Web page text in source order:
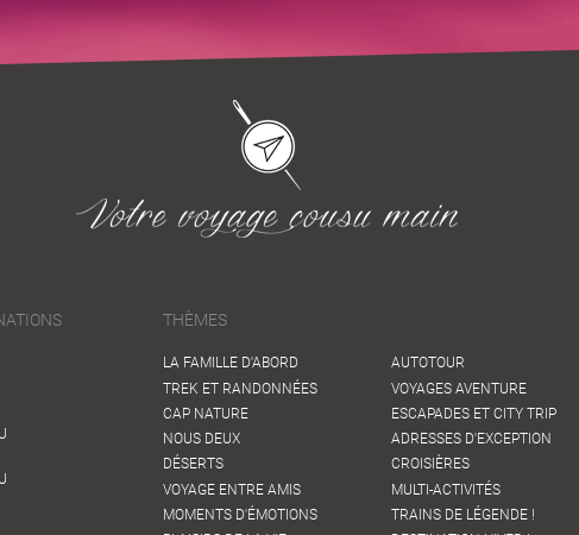
THÈMES
LA FAMILLE D'ABORD
TREK ET RANDONNÉES
CAP NATURE
NOUS DEUX
DÉSERTS
VOYAGE ENTRE AMIS
MOMENTS D'ÉMOTIONS
AUTOTOUR
VOYAGES AVENTURE
ESCAPADES ET CITY TRIP
ADRESSES D'EXCEPTION
CROISIÈRES
MULTI-ACTIVITÉS
TRAINS DE LÉGENDE !